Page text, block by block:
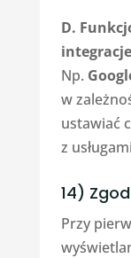
D.
Np.
w
ustawiać
z
14)
Przy